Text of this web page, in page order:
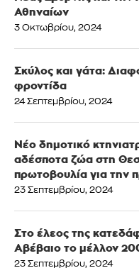
Αθηναίων
3 Οκτωβρίου, 2024
Σκύλος και γάτα:
φροντίδα
24 Σεπτεμβρίου, 2024
Νέο δημοτικό
αδέσποτα ζώα στη
πρωτοβουλία για την
23 Σεπτεμβρίου, 2024
Στο έλεος της
Αβέβαιο το μέλλον
23 Σεπτεμβρίου, 2024